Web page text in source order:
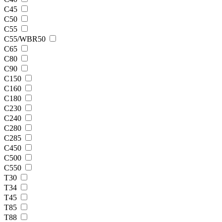
С45
С50
С55
С55/WBR50
С65
С80
С90
С150
С160
С180
С230
С240
С280
С285
С450
С500
С550
Т30
Т34
Т45
Т85
Т88